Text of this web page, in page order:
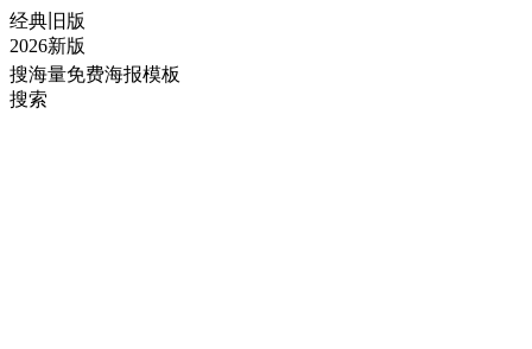
经典旧版
2026新版
搜海量免费海报模板
搜索